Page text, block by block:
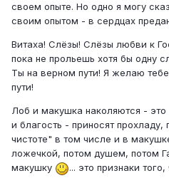
своем опыте. Но одно я могу
своим опытом - в сердцах
Витаха! Слёзы! Слёзы любви к
пока не прольешь хотя бы одну
Ты на верном пути! Я желаю
пути!
Лоб и макушка наколяются -
и благость - приносят
чистоте" в том числе и в
ложечкой, потом душем, потом
макушку
... это признаки